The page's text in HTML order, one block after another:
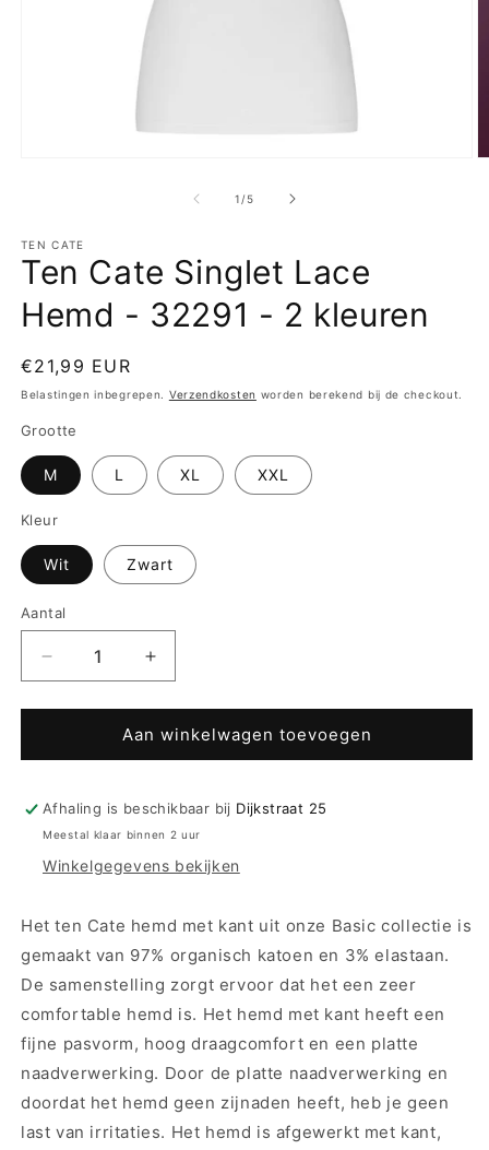
1 /van
5
TEN CATE
Ten Cate Singlet Lace
Hemd - 32291 - 2 kleuren
Normale
prijs
€21,99 EUR
Belastingen inbegrepen. Verzendkosten worden berekend bij de checkout.
Grootte
M L XL XXL
Kleur
Wit Zwart
Aantal
Aantal
verlagen
voor
Cate
Lace
Hemd
32291
2
Aantal
verhogen
voor
Ten
Cate
Lace
Hemd
32291
2
Aan winkelwagen toevoegen
Afhaling is beschikbaar bij Dijkstraat 25
Meestal klaar binnen 2 uur
Winkelgegevens bekijken
Het ten Cate hemd met kant uit onze Basic collectie is
gemaakt van 97% organisch katoen en 3% elastaan.
De samenstelling zorgt ervoor dat het een zeer
comfortable hemd is. Het hemd met kant heeft een
fijne pasvorm, hoog draagcomfort en een platte
naadverwerking. Door de platte naadverwerking en
doordat het hemd geen zijnaden heeft, heb je geen
last van irritaties. Het hemd is afgewerkt met kant,